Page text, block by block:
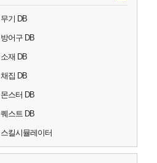
무기 DB
방어구 DB
소재 DB
채집 DB
몬스터 DB
퀘스트 DB
스킬시뮬레이터